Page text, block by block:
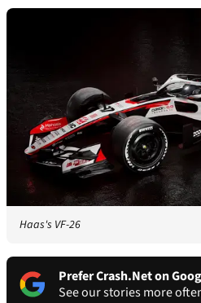
Haas's VF-26
Prefer Crash.Net on
See our stories more